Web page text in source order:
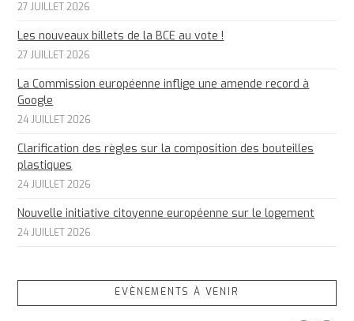
27 JUILLET 2026
Les nouveaux billets de la BCE au vote !
27 JUILLET 2026
La Commission européenne inflige une amende record à
Google
24 JUILLET 2026
Clarification des règles sur la composition des bouteilles
plastiques
24 JUILLET 2026
Nouvelle initiative citoyenne européenne sur le logement
24 JUILLET 2026
EVÈNEMENTS À VENIR